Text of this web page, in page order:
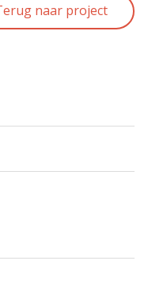
naar project